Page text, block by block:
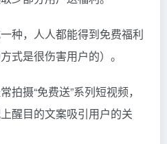
种，人人都能得到免费福利
式是很伤害用户的）。
拍摄“免费送”系列短视频，
醒目的文案吸引用户的关